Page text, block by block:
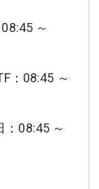
～
：08:45 ～
08:45 ～